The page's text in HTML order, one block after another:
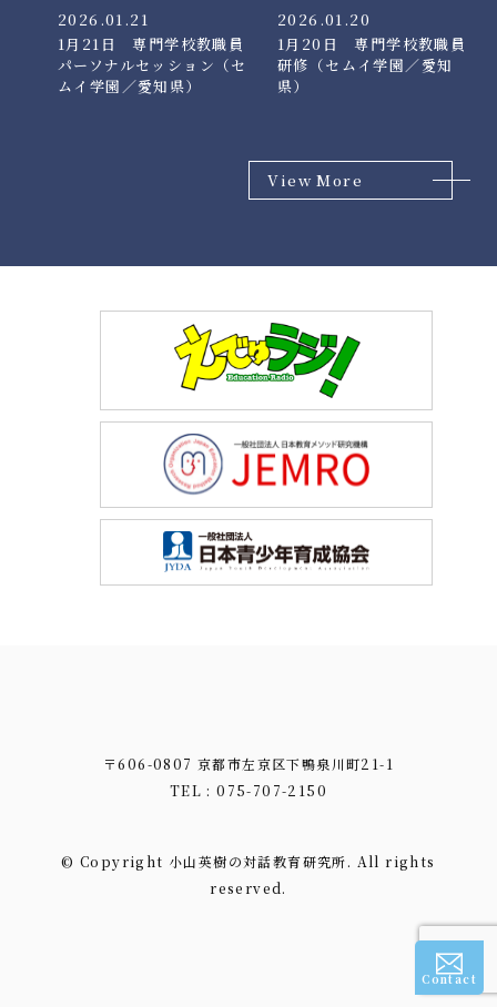
2026.01.21
1月21日 専門学校教職員
パーソナルセッション（セ
ムイ学園／愛知県）
2026.01.20
1月20日 専門学校教職員
研修（セムイ学園／愛知
県）
View More
Contact
〒606-0807 京都市左京区下鴨泉川町21-1
TEL : 075-707-2150
© Copyright 小山英樹の対話教育研究所. All rights
reserved.